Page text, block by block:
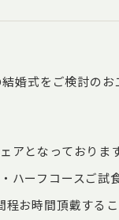
結婚式をご検討の
アとなっておりま
ハーフコースご試
程お時間頂戴する